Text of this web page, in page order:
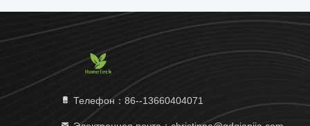
Телефон：86--13660404071